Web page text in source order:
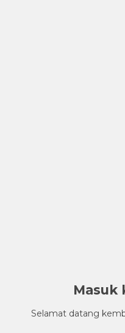
Masuk
Selamat datang